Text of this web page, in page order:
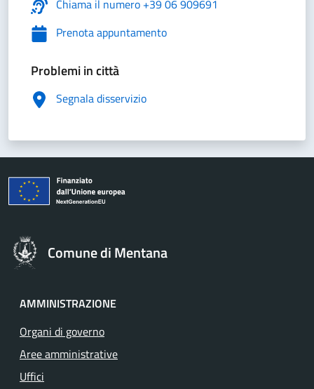
Chiama il numero +39 06 909691
Prenota appuntamento
Problemi in città
Segnala disservizio
Comune di Mentana
AMMINISTRAZIONE
Organi di governo
Aree amministrative
Uffici